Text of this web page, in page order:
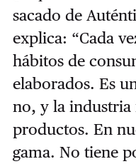
sacado de
explica: “Cada
hábitos de
elaborados. Es
no, y la industria
productos. En
gama. No tiene